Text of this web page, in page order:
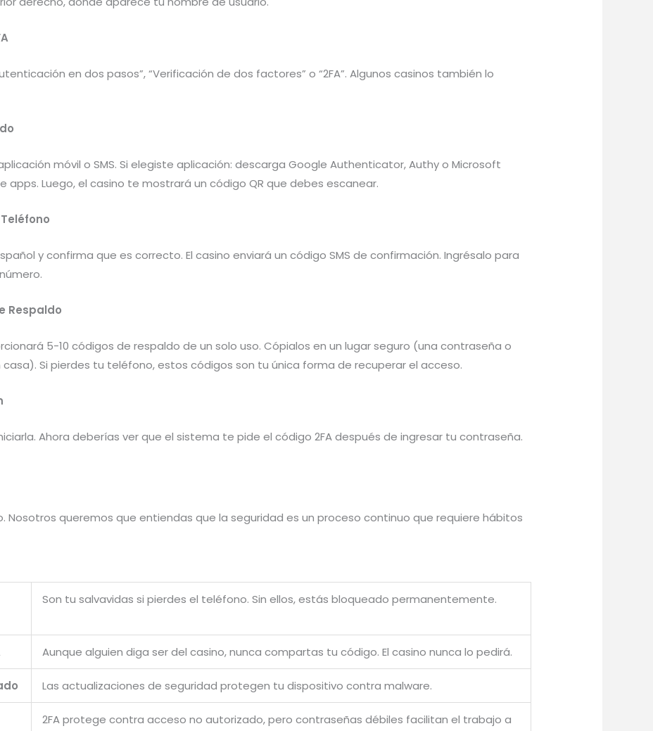
en dos pasos”, “Verificación de dos factores” o “2FA”. Algunos casinos también lo
móvil o SMS. Si elegiste aplicación: descarga Google Authenticator, Authy o Microsoft
Luego, el casino te mostrará un código QR que debes escanear.
y confirma que es correcto. El casino enviará un código SMS de confirmación. Ingrésalo para
Respaldo
5-10 códigos de respaldo de un solo uso. Cópialos en un lugar seguro (una contraseña o
Si pierdes tu teléfono, estos códigos son tu única forma de recuperar el acceso.
Ahora deberías ver que el sistema te pide el código 2FA después de ingresar tu contraseña.
Nosotros queremos que entiendas que la seguridad es un proceso continuo que requiere hábitos
Son tu salvavidas si pierdes el teléfono. Sin ellos, estás bloqueado permanentemente.
Aunque alguien diga ser del casino, nunca compartas tu código. El casino nunca lo pedirá.
Las actualizaciones de seguridad protegen tu dispositivo contra malware.
2FA protege contra acceso no autorizado, pero contraseñas débiles facilitan el trabajo a